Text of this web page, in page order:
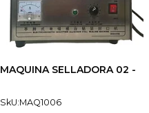
MAQUINA SELLADORA 02 -
SkU:MAQ1006